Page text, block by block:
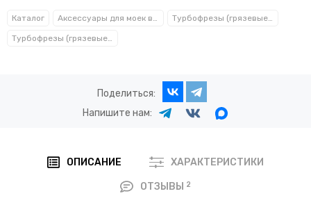
Каталог Аксессуары для моек высокого давления Турбофрезы (грязевые фрезы) от 200 до 1500 бар: как выбрать под свои задачи
Турбофрезы (грязевые фрезы) до 400 бар
Поделиться:
Напишите нам:
ОПИСАНИЕ ХАРАКТЕРИСТИКИ
ОТЗЫВЫ 2